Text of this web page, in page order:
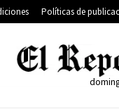
Políticas de